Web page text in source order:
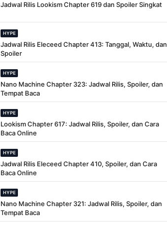
Jadwal Rilis Lookism Chapter 619 dan Spoiler Singkat
HYPE
Jadwal Rilis Eleceed Chapter 413: Tanggal, Waktu, dan
Spoiler
HYPE
Nano Machine Chapter 323: Jadwal Rilis, Spoiler, dan
Tempat Baca
HYPE
Lookism Chapter 617: Jadwal Rilis, Spoiler, dan Cara
Baca Online
HYPE
Jadwal Rilis Eleceed Chapter 410, Spoiler, dan Cara
Baca Online
HYPE
Nano Machine Chapter 321: Jadwal Rilis, Spoiler, dan
Tempat Baca